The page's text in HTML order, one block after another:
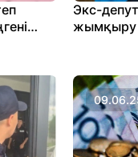
Экс-
жымқыру
наразы